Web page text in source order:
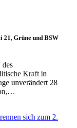
21, Grüne und BSW
Kraft in
unverändert 28